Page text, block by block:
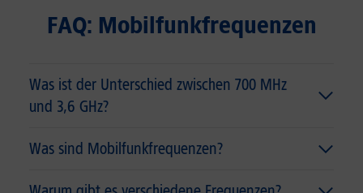
FAQ: Mobilfunkfrequenzen
Was ist der Unterschied zwischen 700 MHz
und 3,6 GHz?
Was sind Mobilfunkfrequenzen?